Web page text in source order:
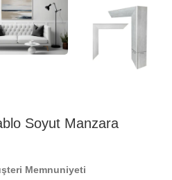
Soyut Manzara
Memnuniyeti